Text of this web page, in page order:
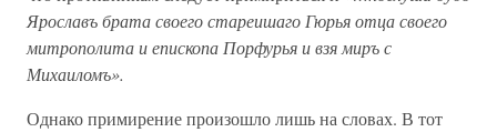
Ярославъ брата своего стареишаго Гюрья отца своего
митрополита и епископа Порфурья и взя миръ с
Михаиломъ».
Однако примирение произошло лишь на словах. В тот